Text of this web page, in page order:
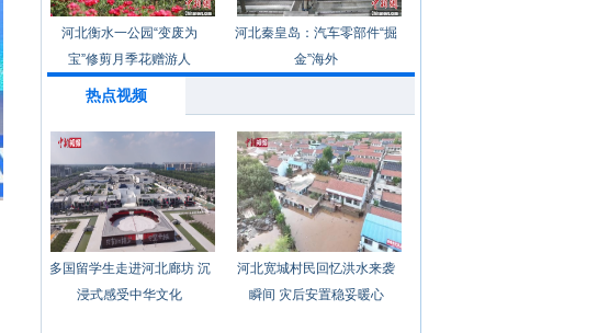
河北衡水一公园“变废为
宝”修剪月季花赠游人
河北秦皇岛：汽车零部件“掘
金”海外
热点视频
多国留学生走进河北廊坊 沉
浸式感受中华文化
河北宽城村民回忆洪水来袭
瞬间 灾后安置稳妥暖心